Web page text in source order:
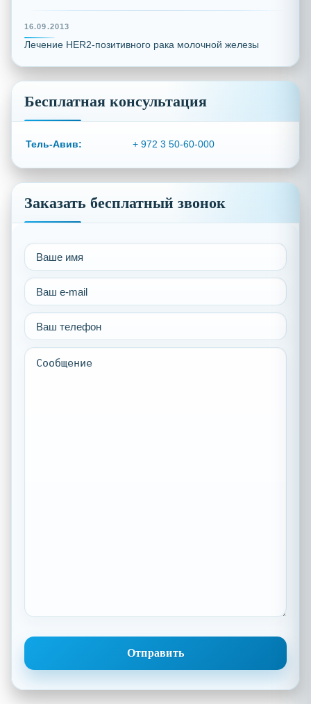
16.09.2013
Лечение HER2-позитивного рака молочной железы
Бесплатная консультация
Тель-Авив: + 972 3 50-60-000
Заказать бесплатный звонок